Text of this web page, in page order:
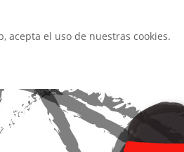
acepta el uso de nuestras cookies.